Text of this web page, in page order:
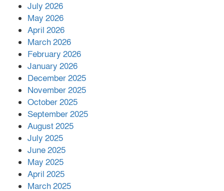
পর ফোন তারেক রহমানের,গ্যাস সঙ্কট
July 2026
May 2026
April 2026
March 2026
February 2026
January 2026
December 2025
November 2025
October 2025
September 2025
August 2025
July 2025
June 2025
May 2025
April 2025
March 2025